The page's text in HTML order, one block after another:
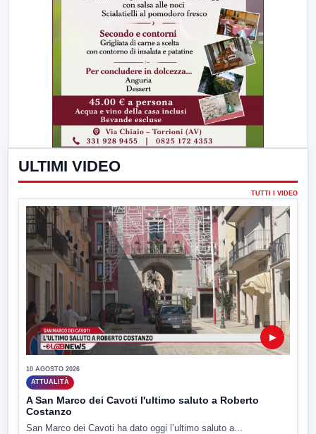
ULTIMI VIDEO
TUTTI I VIDEO
▶
10 AGOSTO 2026
ATTUALITÀ
A San Marco dei Cavoti l'ultimo saluto a Roberto
Costanzo
San Marco dei Cavoti ha dato oggi l’ultimo saluto a...